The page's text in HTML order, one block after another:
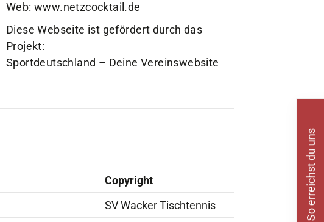
Web: www.netzcocktail.de
Diese Webseite ist gefördert durch das
Projekt:
Sportdeutschland – Deine Vereinswebsite
Copyright
SV Wacker Tischtennis
So erreichst du uns